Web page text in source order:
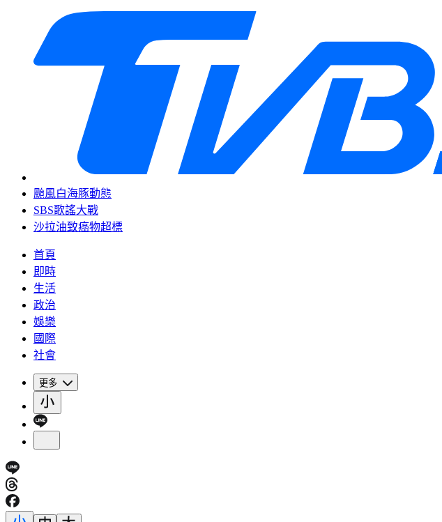
颱風白海豚動態
SBS歌謠大戰
沙拉油致癌物超標
首頁
即時
生活
政治
娛樂
國際
社會
更多